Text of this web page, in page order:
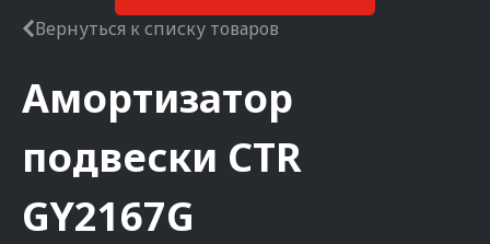
Вернуться к списку товаров
Амортизатор
подвески CTR
GY2167G